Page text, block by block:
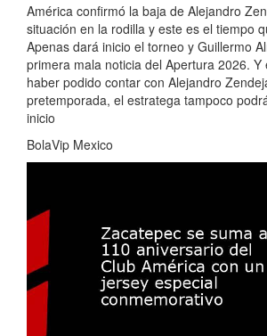
América confirmó la baja de Alejandro
situación en la rodilla y este es el tiempo
Apenas dará inicio el torneo y Guillermo
primera mala noticia del Apertura 2026. Y
haber podido contar con Alejandro
pretemporada, el estratega tampoco
inicio
BolaVip Mexico